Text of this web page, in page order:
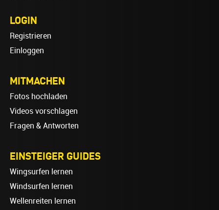
LOGIN
Registrieren
Einloggen
MITMACHEN
Fotos hochladen
Videos vorschlagen
Fragen & Antworten
EINSTEIGER GUIDES
Wingsurfen lernen
Windsurfen lernen
Wellenreiten lernen